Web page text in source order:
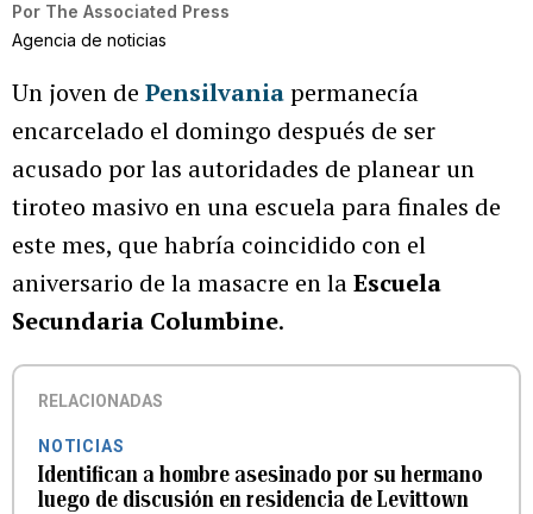
Por The Associated Press
Agencia de noticias
Un joven de Pensilvaniapermanecía
encarcelado el domingo después de ser
acusado por las autoridades de planear un
tiroteo masivo en una escuela para finales de
este mes, que habría coincidido con el
aniversario de la masacre en laEscuela
Secundaria Columbine.
RELACIONADAS
NOTICIAS
Identifican a hombre asesinado por su hermano
luego de discusión en residencia de Levittown